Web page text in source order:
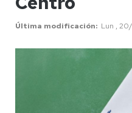
Última modificación Lun ,